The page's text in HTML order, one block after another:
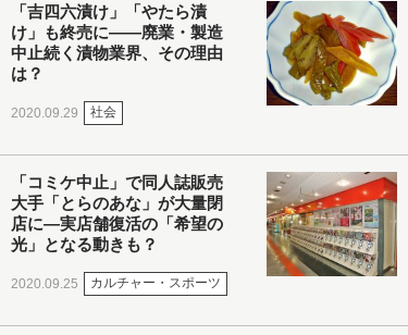
「吉四六漬け」「やたら漬
け」も終売に――廃業・製造
中止続く漬物業界、その理由
は？
2020.09.29 社会
「コミケ中止」で同人誌販売
大手「とらのあな」が大量閉
店に―実店舗復活の「希望の
光」となる動きも？
2020.09.25 カルチャー・スポーツ